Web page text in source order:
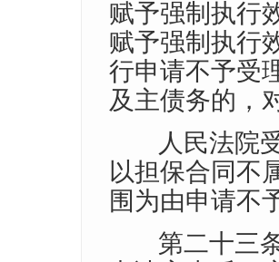
赋予强制执行
赋予强制执行
行申请不予受
及主债务的，
人民法院
以担保合同不
围为由申请不
第二十三